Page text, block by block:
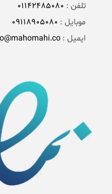
تلفن :
موبایل :
ایمیل :